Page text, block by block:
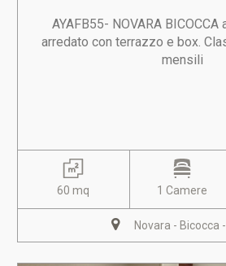
AYAFB55- NOVARA
arredato con terrazzo e box.
mensili
60 mq 1 Camere
Novara - Bicocca